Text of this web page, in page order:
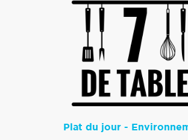
Plat du jour-